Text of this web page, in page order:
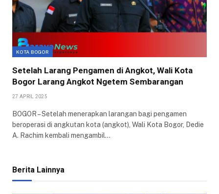
KOTA BOGOR
Setelah Larang Pengamen di Angkot, Wali Kota
Bogor Larang Angkot Ngetem Sembarangan
27 APRIL 2025
BOGOR – Setelah menerapkan larangan bagi pengamen
beroperasi di angkutan kota (angkot), Wali Kota Bogor, Dedie
A. Rachim kembali mengambil…
Berita Lainnya